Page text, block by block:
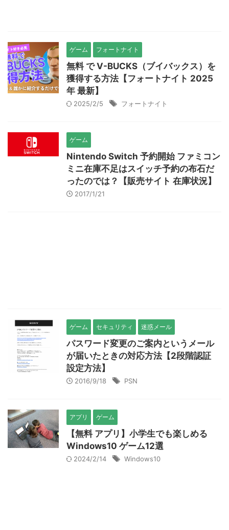
ゲーム フォートナイト
無料 で V-BUCKS（ブイバックス）を
獲得する方法【フォートナイト 2025
年 最新】
2025/2/5 フォートナイト
ゲーム
Nintendo Switch 予約開始 ファミコン
ミニ在庫不足はスイッチ予約の布石だ
ったのでは？【販売サイト 在庫状況】
2017/1/21
ゲーム セキュリティ 迷惑メール
パスワード変更のご案内というメール
が届いたときの対応方法【2段階認証
設定方法】
2016/9/18 PSN
アプリ ゲーム
【無料 アプリ】小学生でも楽しめる
Windows10 ゲーム12選
2024/2/14 Windows10